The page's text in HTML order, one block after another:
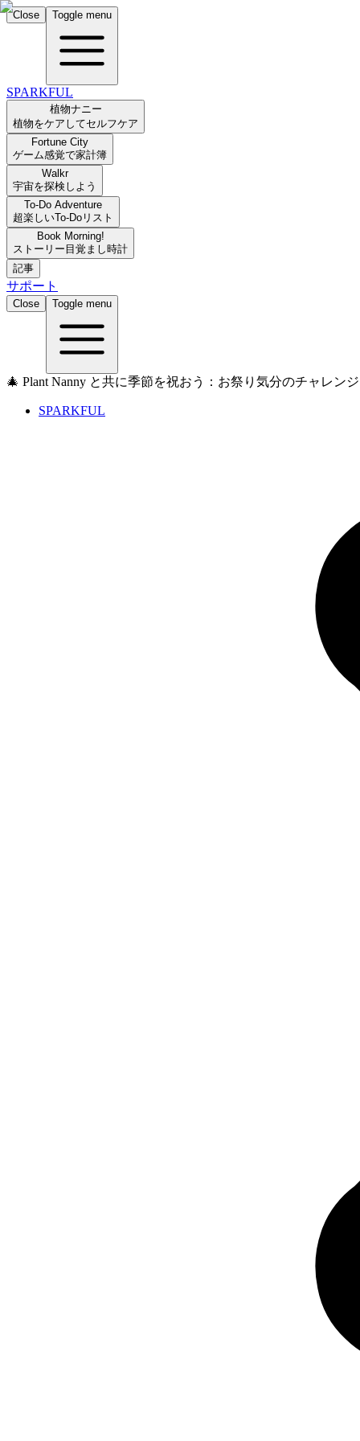
Close Toggle menu
SPARKFUL
植物ナニー
植物をケアしてセルフケア
Fortune City
ゲーム感覚で家計簿
Walkr
宇宙を探検しよう
To-Do Adventure
超楽しいTo-Doリスト
Book Morning!
ストーリー目覚まし時計
記事
サポート
Close Toggle menu
🎄 Plant Nanny と共に季節を祝おう：お祭り気分のチャレン
SPARKFUL